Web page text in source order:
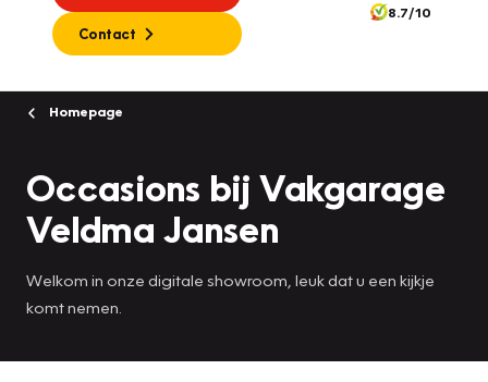
Contact
8.7/10
Homepage
Occasions bij Vakgarage
Veldma Jansen
Welkom in onze digitale showroom, leuk dat u een kijkje
komt nemen.